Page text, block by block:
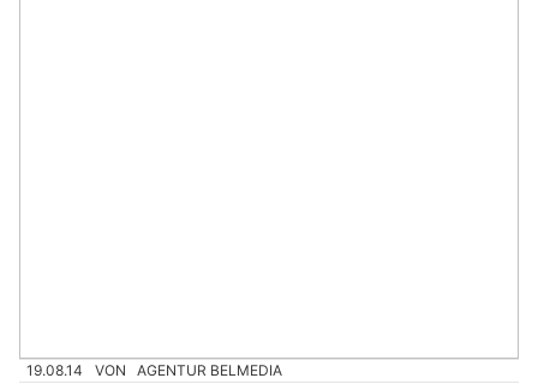
19.08.14 VON AGENTUR BELMEDIA